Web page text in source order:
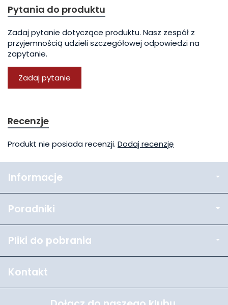
Pytania do produktu
Zadaj pytanie dotyczące produktu. Nasz zespół z
przyjemnością udzieli szczegółowej odpowiedzi na
zapytanie.
Zadaj pytanie
Recenzje
Produkt nie posiada recenzji. Dodaj recenzję
Informacje
Poradniki
Pliki do pobrania
Kontakt